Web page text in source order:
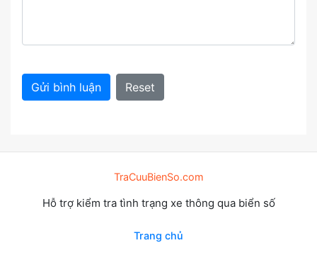
Gửi bình luận Reset
TraCuuBienSo.com
Hỗ trợ kiểm tra tình trạng xe thông qua biển số
Trang chủ